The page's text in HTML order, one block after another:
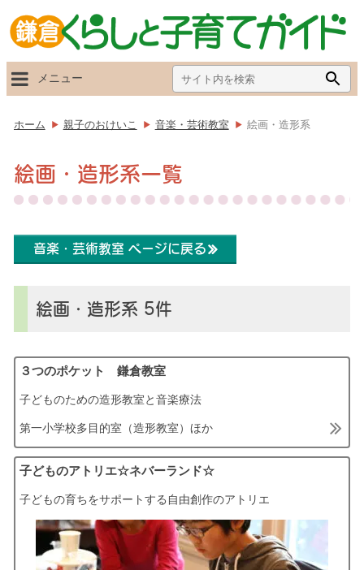
Search
for:
メニュー
ホーム 親子のおけいこ 音楽・芸術教室 絵画・造形系
絵画・造形系一覧
音楽・芸術教室 ページに戻る
絵画・造形系 5件
３つのポケット 鎌倉教室
子どものための造形教室と音楽療法
第一小学校多目的室（造形教室）ほか
子どものアトリエ☆ネバーランド☆
子どもの育ちをサポートする自由創作のアトリエ